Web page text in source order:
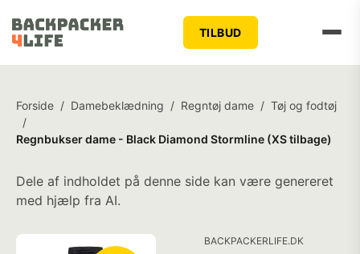
TILBUD
Forside / Damebeklædning / Regntøj dame / Tøj og fodtøj
/
Regnbukser dame - Black Diamond Stormline (XS tilbage)
Dele af indholdet på denne side kan være genereret
med hjælp fra AI.
BACKPACKERLIFE.DK